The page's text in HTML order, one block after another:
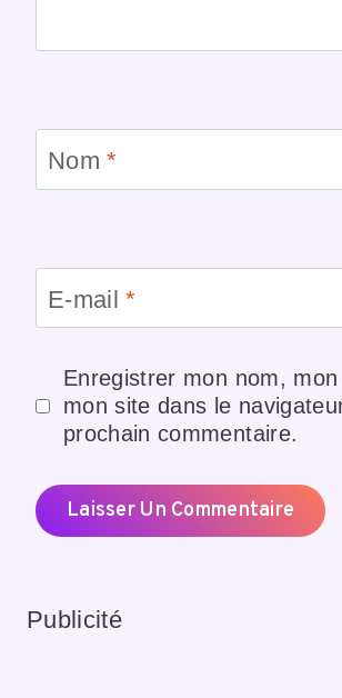
Nom*
E-mail*
Enregistrer mon nom,
mon site dans le
prochain commentaire.
Publicité